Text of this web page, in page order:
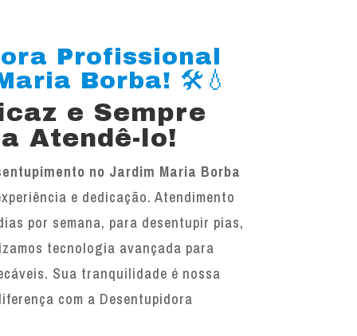
Profissional
Borba! 🛠️💧
e Sempre
Atendê-lo!
no Jardim Maria Borba
e dedicação. Atendimento
por semana, para desentupir pias,
tecnologia avançada para
Sua tranquilidade é nossa
com a Desentupidora